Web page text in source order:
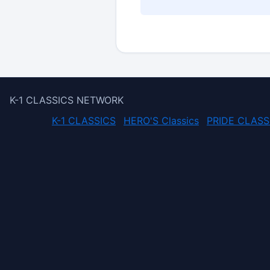
K-1 CLASSICS NETWORK
K-1 CLASSICS
HERO'S Classics PRIDE